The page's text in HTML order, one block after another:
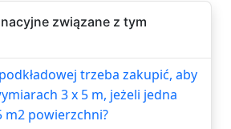
związane z tym
trzeba zakupić, aby
3 x 5 m, jeżeli jedna
m2 powierzchni?